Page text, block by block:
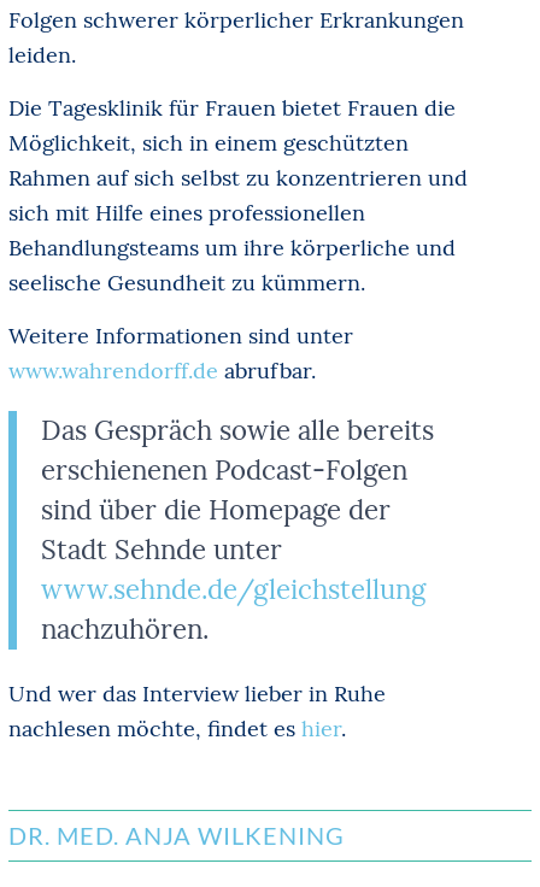
Folgen schwerer körperlicher Erkrankungen
leiden.
Die Tagesklinik für Frauen bietet Frauen die
Möglichkeit, sich in einem geschützten
Rahmen auf sich selbst zu konzentrieren und
sich mit Hilfe eines professionellen
Behandlungsteams um ihre körperliche und
seelische Gesundheit zu kümmern.
Weitere Informationen sind unter
www.wahrendorff.de abrufbar.
Das Gespräch sowie alle bereits
erschienenen Podcast-Folgen
sind über die Homepage der
Stadt Sehnde unter
www.sehnde.de/gleichstellung
nachzuhören.
Und wer das Interview lieber in Ruhe
nachlesen möchte, findet es hier.
DR. MED. ANJA WILKENING